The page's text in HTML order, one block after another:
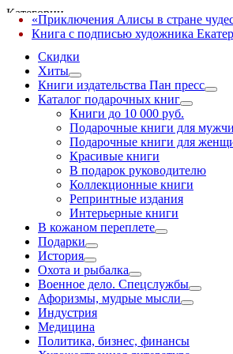
Категории
Скидки
Хиты
Книги издательства Пан пресс
Каталог подарочных книг
Книги до 10 000 руб.
Подарочные книги для
Подарочные книги для
Красивые книги
В подарок руководителю
Коллекционные книги
Репринтные издания
Интерьерные книги
В кожаном переплете
Подарки
История
Охота и рыбалка
Военное дело. Спецслужбы
Афоризмы, мудрые мысли
Индустрия
Медицина
Политика, бизнес, финансы
«Приключения Алисы в стране
Книга с подписью художника